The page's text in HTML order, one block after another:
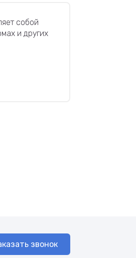
собой
и других
звонок